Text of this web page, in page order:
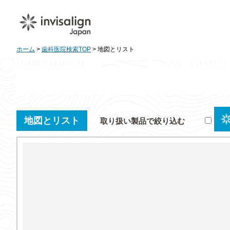
ホーム > 歯科医院検索TOP > 地図とリスト
地図とリスト 取り扱い製品で絞り込む